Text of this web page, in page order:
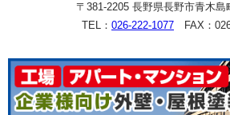
〒381-2205 長野県長野市青木島
TEL： 026-222-1077 FAX：